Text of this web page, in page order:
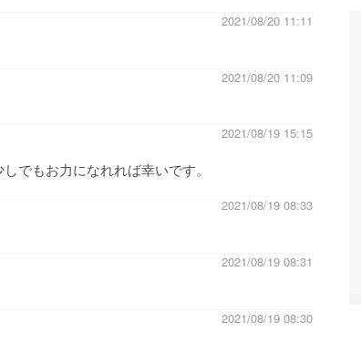
2021/08/20 11:11
2021/08/20 11:09
2021/08/19 15:15
でもお力になれれば幸いです。
2021/08/19 08:33
2021/08/19 08:31
2021/08/19 08:30